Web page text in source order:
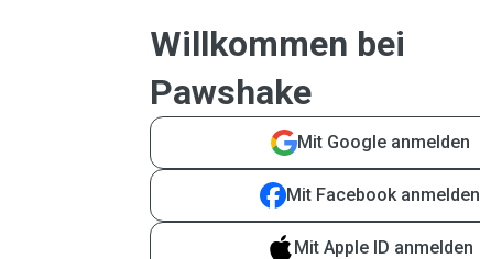
Willkommen bei
Pawshake
Mit Google anmelden
Mit Facebook anmelden
Mit Apple ID anmelden